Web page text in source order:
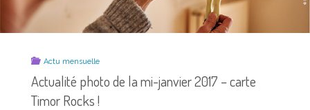
Actu mensuelle
Actualité photo de la mi-janvier 2017 – carte
Timor Rocks !